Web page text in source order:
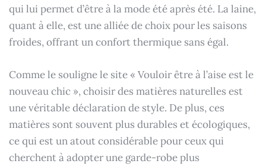
qui lui permet d’être à la mode été après été. La laine,
quant à elle, est une alliée de choix pour les saisons
froides, offrant un confort thermique sans égal.
Comme le souligne le site « Vouloir être à l’aise est le
nouveau chic », choisir des matières naturelles est
une véritable déclaration de style. De plus, ces
matières sont souvent plus durables et écologiques,
ce qui est un atout considérable pour ceux qui
cherchent à adopter une garde-robe plus